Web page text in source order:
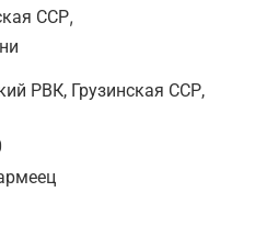
ССР,
РВК, Грузинская ССР,